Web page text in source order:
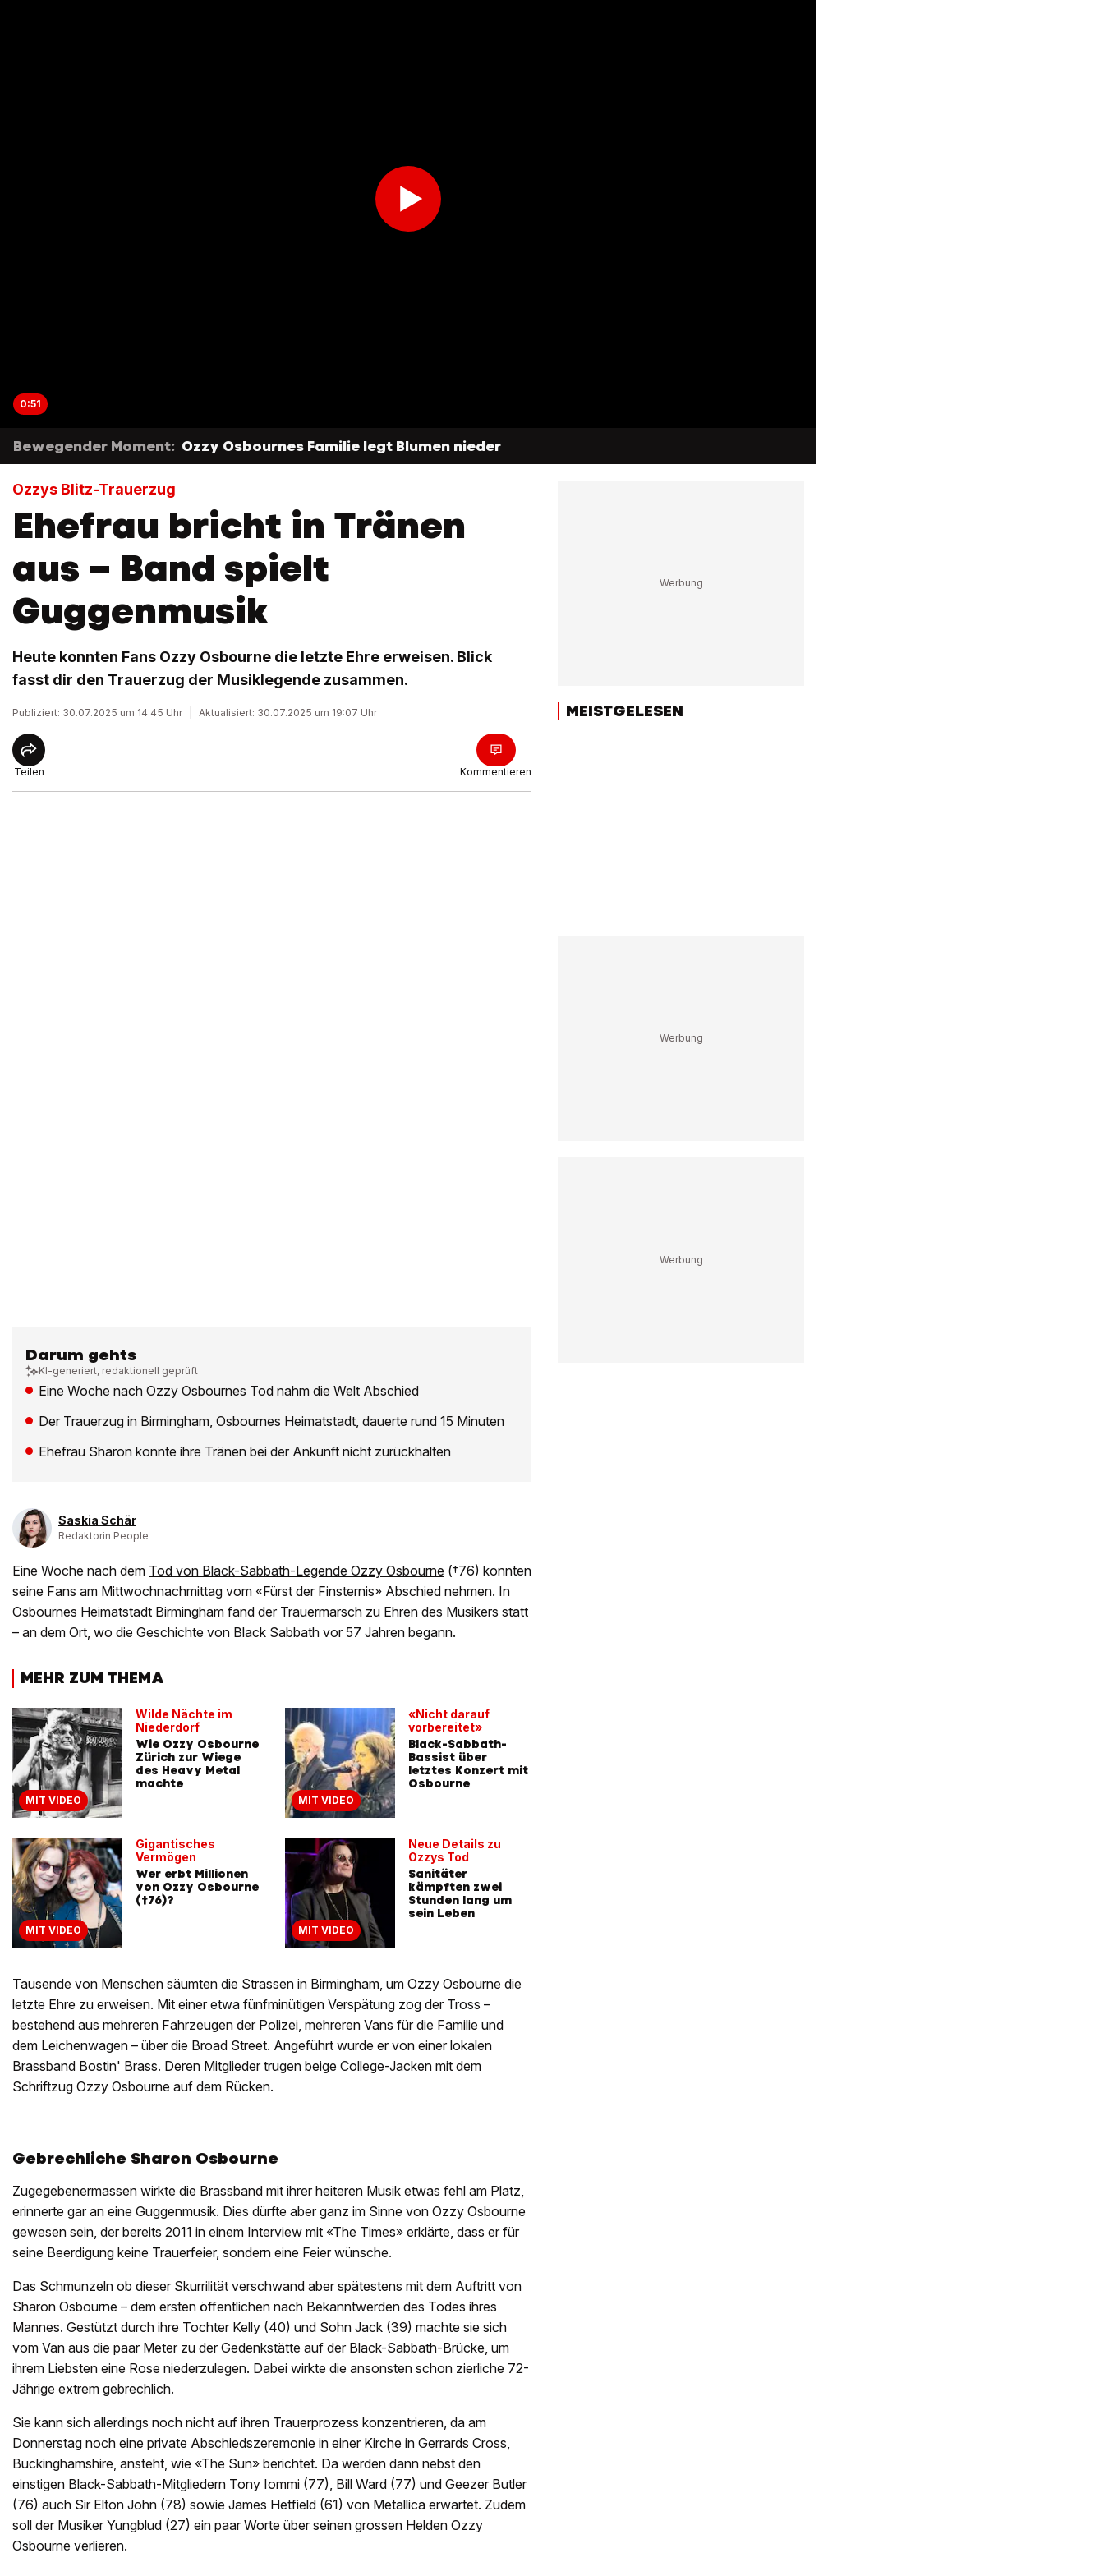
0:51
Bewegender Moment: Ozzy Osbournes Familie legt Blumen nieder
Ozzys Blitz-Trauerzug
Ehefrau bricht in Tränen
aus – Band spielt
Guggenmusik
Heute konnten Fans Ozzy Osbourne die letzte Ehre erweisen. Blick
fasst dir den Trauerzug der Musiklegende zusammen.
Publiziert: 30.07.2025 um 14:45 Uhr Aktualisiert: 30.07.2025 um 19:07 Uhr
Teilen Kommentieren
Darum gehts
KI-generiert, redaktionell geprüft
Eine Woche nach Ozzy Osbournes Tod nahm die Welt Abschied
Der Trauerzug in Birmingham, Osbournes Heimatstadt, dauerte rund 15 Minuten
Ehefrau Sharon konnte ihre Tränen bei der Ankunft nicht zurückhalten
Saskia Schär
Redaktorin People
Eine Woche nach dem Tod von Black-Sabbath-Legende Ozzy Osbourne (†76) konnten
seine Fans am Mittwochnachmittag vom «Fürst der Finsternis» Abschied nehmen. In
Osbournes Heimatstadt Birmingham fand der Trauermarsch zu Ehren des Musikers statt
– an dem Ort, wo die Geschichte von Black Sabbath vor 57 Jahren begann.
MEHR ZUM THEMA
MIT VIDEO
Wilde Nächte im
Niederdorf
Wie Ozzy Osbourne
Zürich zur Wiege
des Heavy Metal
machte
MIT VIDEO
Gigantisches
Vermögen
Wer erbt Millionen
von Ozzy Osbourne
(†76)?
MIT VIDEO
«Nicht darauf
vorbereitet»
Black-Sabbath-
Bassist über
letztes Konzert mit
Osbourne
MIT VIDEO
Neue Details zu
Ozzys Tod
Sanitäter
kämpften zwei
Stunden lang um
sein Leben
Tausende von Menschen säumten die Strassen in Birmingham, um Ozzy Osbourne die
letzte Ehre zu erweisen. Mit einer etwa fünfminütigen Verspätung zog der Tross –
bestehend aus mehreren Fahrzeugen der Polizei, mehreren Vans für die Familie und
dem Leichenwagen – über die Broad Street. Angeführt wurde er von einer lokalen
Brassband Bostin' Brass. Deren Mitglieder trugen beige College-Jacken mit dem
Schriftzug Ozzy Osbourne auf dem Rücken.
Gebrechliche Sharon Osbourne
Zugegebenermassen wirkte die Brassband mit ihrer heiteren Musik etwas fehl am Platz,
erinnerte gar an eine Guggenmusik. Dies dürfte aber ganz im Sinne von Ozzy Osbourne
gewesen sein, der bereits 2011 in einem Interview mit «The Times» erklärte, dass er für
seine Beerdigung keine Trauerfeier, sondern eine Feier wünsche.
Das Schmunzeln ob dieser Skurrilität verschwand aber spätestens mit dem Auftritt von
Sharon Osbourne – dem ersten öffentlichen nach Bekanntwerden des Todes ihres
Mannes. Gestützt durch ihre Tochter Kelly (40) und Sohn Jack (39) machte sie sich
vom Van aus die paar Meter zu der Gedenkstätte auf der Black-Sabbath-Brücke, um
ihrem Liebsten eine Rose niederzulegen. Dabei wirkte die ansonsten schon zierliche 72-
Jährige extrem gebrechlich.
Sie kann sich allerdings noch nicht auf ihren Trauerprozess konzentrieren, da am
Donnerstag noch eine private Abschiedszeremonie in einer Kirche in Gerrards Cross,
Buckinghamshire, ansteht, wie «The Sun» berichtet. Da werden dann nebst den
einstigen Black-Sabbath-Mitgliedern Tony Iommi (77), Bill Ward (77) und Geezer Butler
(76) auch Sir Elton John (78) sowie James Hetfield (61) von Metallica erwartet. Zudem
soll der Musiker Yungblud (27) ein paar Worte über seinen grossen Helden Ozzy
Osbourne verlieren.
MEISTGELESEN